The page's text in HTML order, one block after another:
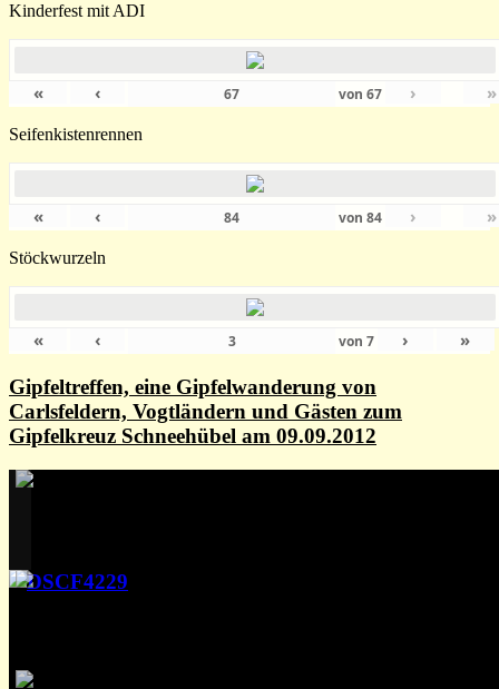
Kinderfest mit ADI
« ‹ von67 › »
Seifenkistenrennen
« ‹ von84 › »
Stöckwurzeln
« ‹ von7 › »
Gipfeltreffen, eine Gipfelwanderung von
Carlsfeldern, Vogtländern und Gästen zum
Gipfelkreuz Schneehübel am 09.09.2012